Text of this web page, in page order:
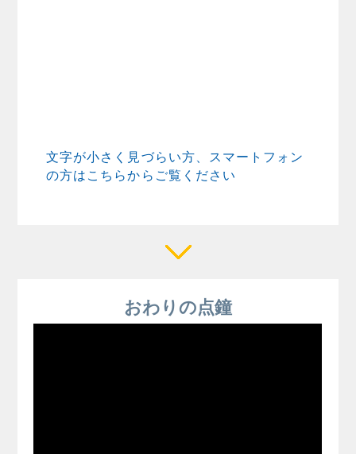
文字が小さく見づらい方、スマートフォン
の方はこちらからご覧ください
おわりの点鐘